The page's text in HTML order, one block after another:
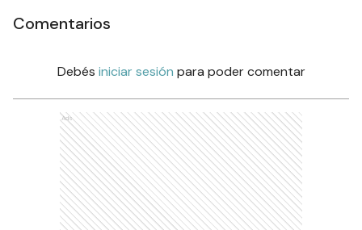
Comentarios
Debés iniciar sesión para poder comentar
Ads